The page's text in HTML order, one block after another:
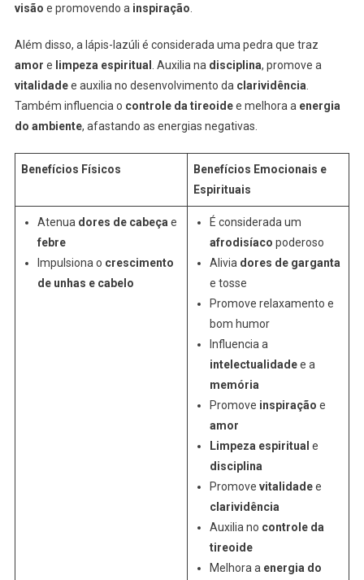
visão e promovendo a inspiração
Além disso, a lápis-lazúli é considerada uma pedra que traz
amor e limpeza espiritual . Auxilia na disciplina, promove a
vitalidadee auxilia no desenvolvimento da clarividência
Também influencia o controle da tireoidee melhora a energia
do ambiente, afastando as energias negativas.
Benefícios Físicos
Benefícios Emocionais e
Espirituais
Atenua dores de cabeça e
febre
Impulsiona o crescimento
de unhas e cabelo
É considerada um
afrodisíaco poderoso
Alivia dores de garganta
e tosse
Promove relaxamento e
bom humor
Influencia a
intelectualidadee a
memória
Promove inspiração e
amor
Limpeza espiritual e
disciplina
Promove vitalidadee
clarividência
Auxilia no controle da
tireoide
Melhora a energia do